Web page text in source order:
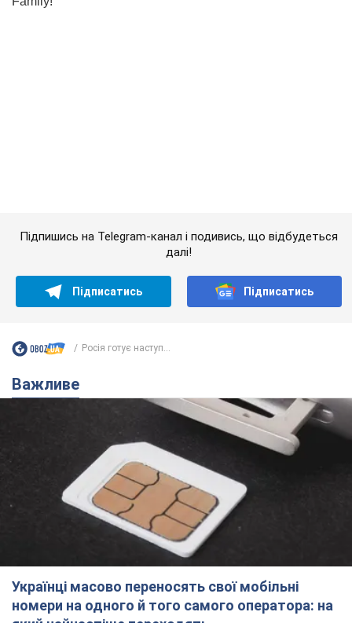
Українці масово переносять свої мобільні
номери на одного й того самого оператора: на
який найчастіше переходять
Мобільні тарифи досягли критичної межі
63,4 т.
Українців планують виселяти з
квартир: "слуга народу" розповіла,
хто ухвалюватиме рішення про
Чому хочуть зносити оселі українців
10 часов назад 58,2 т.